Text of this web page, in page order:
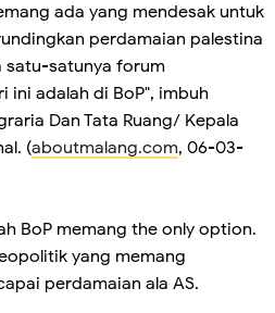
ada yang mendesak untuk
perdamaian palestina
satu-satunya forum
ini adalah di BoP", imbuh
Dan Tata Ruang/ Kepala
(aboutmalang.com, 06-03-
BoP memang the only option.
yang memang
perdamaian ala AS.